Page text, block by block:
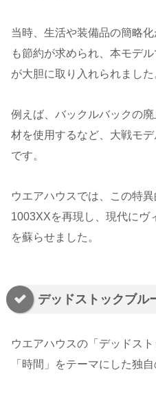
当時、生活や装備品の簡略
も節約が求められ、本モデ
が大胆に取り入れられました
例えば、バックルバックの
材を使用するなど、大戦モ
です。
ウエアハウスでは、この特
1003XXを再現し、現代にヴ
を蘇らせました。
デッドストックブル
ウエアハウスの「デッドス
「時間」をテーマにした独